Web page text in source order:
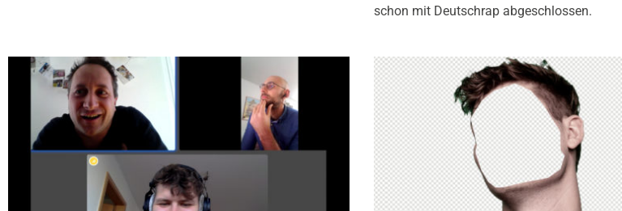
schon mit Deutschrap abgeschlossen.